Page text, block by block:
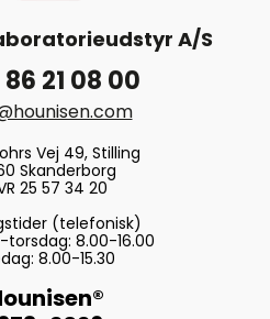
A/S
21 08 00
Vej 49, Stilling
Skanderborg
25 57 34 20
(telefonisk)
torsdag: 8.00-16.00
8.00-15.30